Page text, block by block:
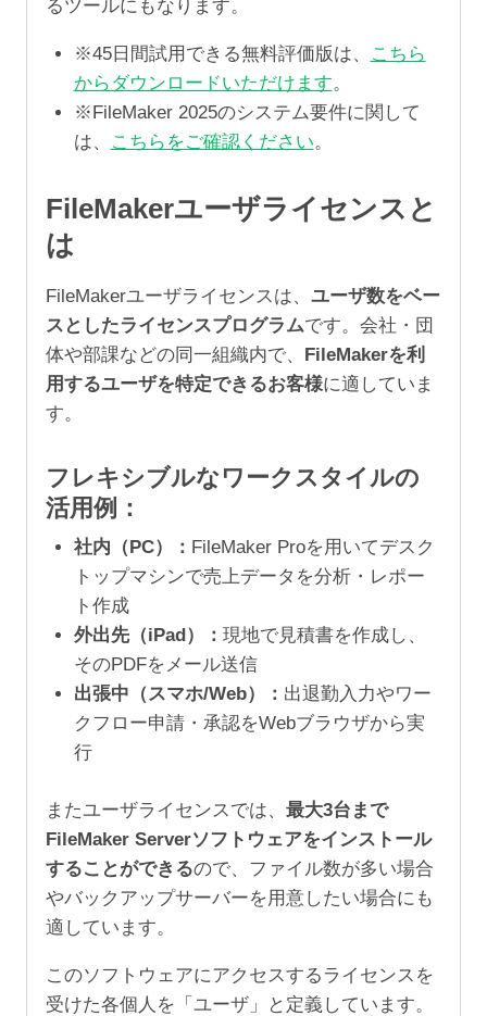
るツールにもなります。
※45日間試用できる無料評価版は、
こちら
からダウンロードいただけます。
※FileMaker 2025のシステム要件に関して
は、
こちらをご確認ください。
FileMakerユーザライセンスと
は
FileMakerユーザライセンスは、 ユーザ数をベー
スとしたライセンスプログラムです。会社・団
体や部課などの同一組織内で、
FileMakerを利
用するユーザを特定できるお客様に適していま
す。
フレキシブルなワークスタイルの
活用例：
社内（PC）： FileMaker Proを用いてデスク
トップマシンで売上データを分析・レポー
ト作成
外出先（iPad）： 現地で見積書を作成し、
そのPDFをメール送信
出張中（スマホ/Web）： 出退勤入力やワー
クフロー申請・承認をWebブラウザから実
行
またユーザライセンスでは、 最大3台まで
FileMaker Serverソフトウェアをインストール
することができるので、ファイル数が多い場合
やバックアップサーバーを用意したい場合にも
適しています。
このソフトウェアにアクセスするライセンスを
受けた各個人を「ユーザ」と定義しています。